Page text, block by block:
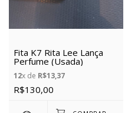
Fita K7 Rita Lee Lança
Perfume (Usada)
12x de R$13,37
R$130,00